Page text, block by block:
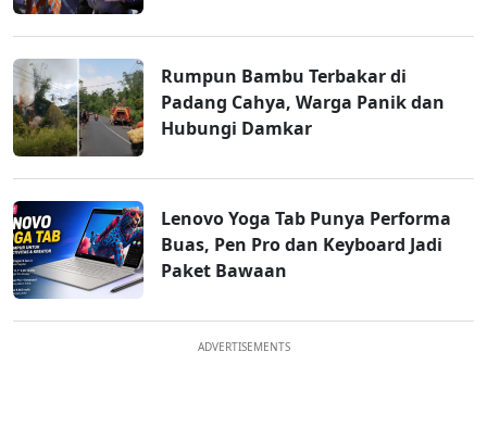
Rumpun Bambu Terbakar di
Padang Cahya, Warga Panik dan
Hubungi Damkar
Lenovo Yoga Tab Punya Performa
Buas, Pen Pro dan Keyboard Jadi
Paket Bawaan
ADVERTISEMENTS